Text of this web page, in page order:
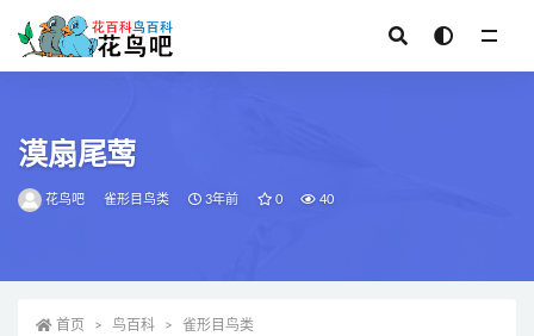
漠扇尾莺
花鸟吧 雀形目鸟类 3年前 0 40
首页 鸟百科 雀形目鸟类